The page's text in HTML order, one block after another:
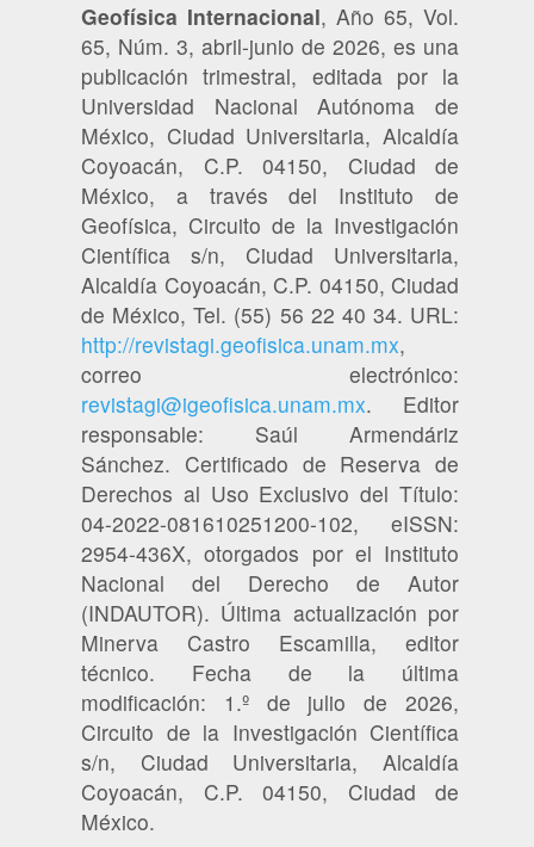
Geofísica Internacional, Año 65, Vol.
65, Núm. 3, abril-junio de 2026, es una
publicación trimestral, editada por la
Universidad Nacional Autónoma de
México, Ciudad Universitaria, Alcaldía
Coyoacán, C.P. 04150, Ciudad de
México, a través del Instituto de
Geofísica, Circuito de la Investigación
Científica s/n, Ciudad Universitaria,
Alcaldía Coyoacán, C.P. 04150, Ciudad
de México, Tel. (55) 56 22 40 34. URL:
http://revistagi.geofisica.unam.mx,
correo electrónico:
revistagi@igeofisica.unam.mx. Editor
responsable: Saúl Armendáriz
Sánchez. Certificado de Reserva de
Derechos al Uso Exclusivo del Título:
04-2022-081610251200-102, eISSN:
2954-436X, otorgados por el Instituto
Nacional del Derecho de Autor
(INDAUTOR). Última actualización por
Minerva Castro Escamilla, editor
técnico. Fecha de la última
modificación: 1.º de julio de 2026,
Circuito de la Investigación Científica
s/n, Ciudad Universitaria, Alcaldía
Coyoacán, C.P. 04150, Ciudad de
México.